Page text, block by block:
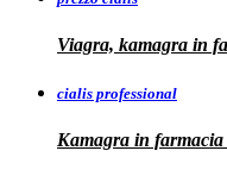
Viagra, kamagra in
cialis professional
Kamagra in